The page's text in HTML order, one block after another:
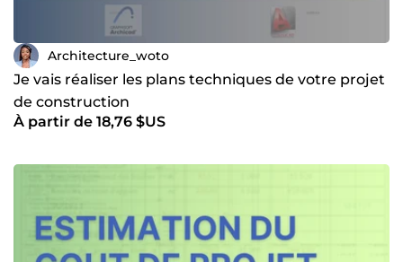
Architecture_woto
Je vais réaliser les plans techniques de votre projet
de construction
À partir de 18,76 $US